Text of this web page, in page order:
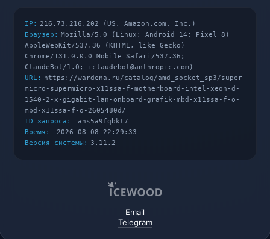
IP: 216.73.216.202 (US, Amazon.com, Inc.)
Браузер: Mozilla/5.0 (Linux; Android 14; Pixel 8)
AppleWebKit/537.36 (KHTML, like Gecko)
Chrome/131.0.0.0 Mobile Safari/537.36;
ClaudeBot/1.0; +claudebot@anthropic.com)
URL:
https://wardena.ru/catalog/amd_socket_sp3/super-
micro-supermicro-x11ssa-f-motherboard-intel-xeon-d-
1540-2-x-gigabit-lan-onboard-grafik-mbd-x11ssa-f-o-
mbd-x11ssa-f-o-2605480d/
ID запроса:
ans5a9fqbkt7
Время:
2026-08-08 22:29:33
Версия системы: 3.11.2
Email
Telegram